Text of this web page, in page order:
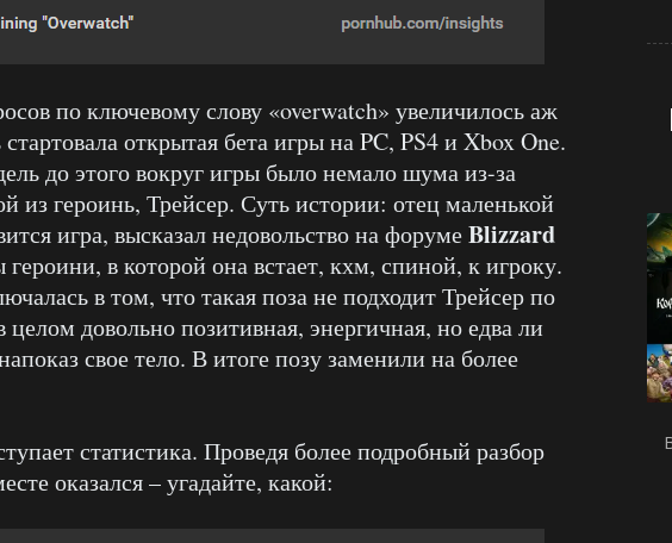
по ключевому слову «overwatch» увеличилось аж
открытая бета игры на PC, PS4 и Xbox One.
до этого вокруг игры было немало шума из-за
из героинь, Трейсер. Суть истории: отец маленькой
игра, высказал недовольство на форумеBlizzard
в которой она встает, кхм, спиной, к игроку.
в том, что такая поза не подходит Трейсер по
целом довольно позитивная, энергичная, но едва ли
свое тело. В итоге позу заменили на более
статистика. Проведя более подробный разбор
оказался – угадайте, какой: